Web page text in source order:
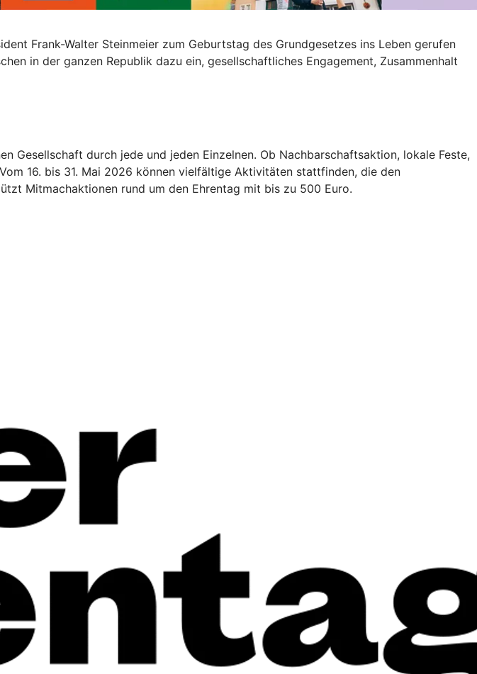
Frank-Walter Steinmeier zum Geburtstag des Grundgesetzes ins Leben gerufen
in der ganzen Republik dazu ein, gesellschaftliches Engagement, Zusammenhalt
Gesellschaft durch jede und jeden Einzelnen. Ob Nachbarschaftsaktion, lokale Feste,
16. bis 31. Mai 2026 können vielfältige Aktivitäten stattfinden, die den
Mitmachaktionen rund um den Ehrentag mit bis zu 500 Euro.